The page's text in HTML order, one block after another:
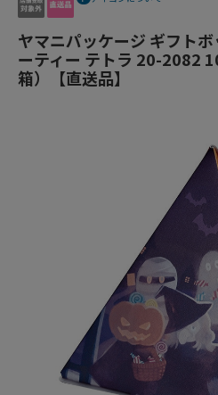
ヤマニパッケージ ギフト
ーティー テトラ 20-2082
箱）【直送品】